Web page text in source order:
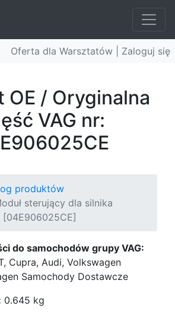
Oferta dla Warsztatów | Zaloguj się
OE / Oryginalna
VAG nr:
produktów
sterujący dla silnika
do samochodów grupy VAG:
Cupra, Audi, Volkswagen
Samochody Dostawcze
0.645 kg